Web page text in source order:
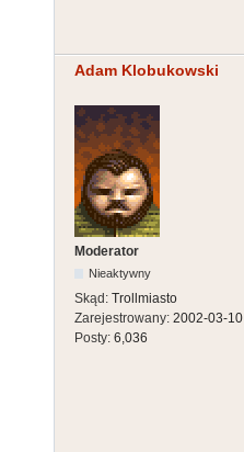
Adam Klobukowski
Moderator
Nieaktywny
Skąd: Trollmiasto
Zarejestrowany: 2002-03-10
Posty: 6,036